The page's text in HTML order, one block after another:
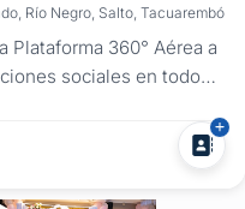
Río Negro, Salto, Tacuarembó
Plataforma 360° Aérea a
sociales en todo
ferias,
corporativos como una